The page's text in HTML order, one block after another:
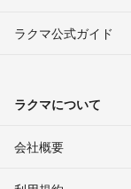
ラクマ公式ガイド
ラクマについて
会社概要